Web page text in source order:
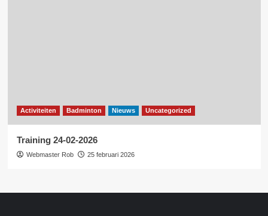
Activiteiten Badminton Nieuws Uncategorized
Training 24-02-2026
Webmaster Rob 25 februari 2026